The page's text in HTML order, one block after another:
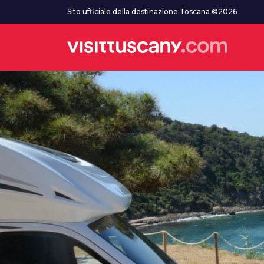
Vai al contenuto principaleSito ufficiale della destinazione Toscana ©2026